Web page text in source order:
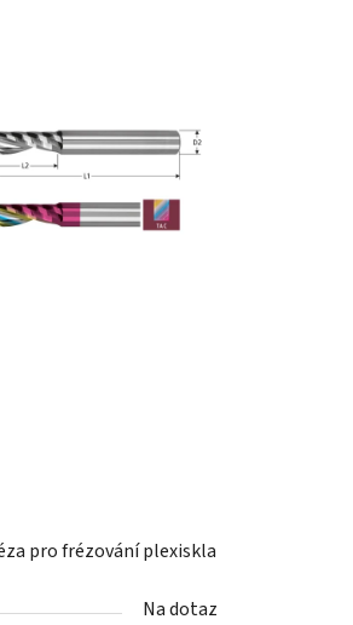
pro frézování plexiskla
Na dotaz